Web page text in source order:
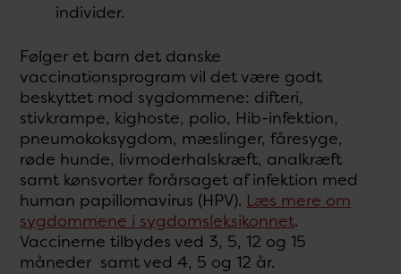
individer.
Følger et barn det danske
vaccinationsprogram vil det være godt
beskyttet mod sygdommene: difteri,
stivkrampe, kighoste, polio, Hib-infektion,
pneumokoksygdom, mæslinger, fåresyge,
røde hunde, livmoderhalskræft, analkræft
samt kønsvorter forårsaget af infektion med
human papillomavirus (HPV). Læs mere om
sygdommene i sygdomsleksikonnet.
Vaccinerne tilbydes ved 3, 5, 12 og 15
måneder samt ved 4, 5 og 12 år.